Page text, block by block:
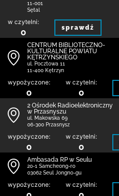
11-001
Sętal
w czytelni:
0 sprawdź
CENTRUM BIBLIOTECZNO-
KULTURALNE POWIATU
KĘTRZYŃSKIEGO
ul. Pocztowa 11
11-400 Kętrzyn
wypożyczone:
0
w czytelni:
0
2 Ośrodek Radioelektroniczny
w Przasnyszu
ul. Makowska 69
06-300 Przasnysz
wypożyczone:
0
w czytelni:
0
Ambasada RP w Seulu
20-1 Samcheong-ro
03062 Seul Jongno-gu
wypożyczone: w czytelni: